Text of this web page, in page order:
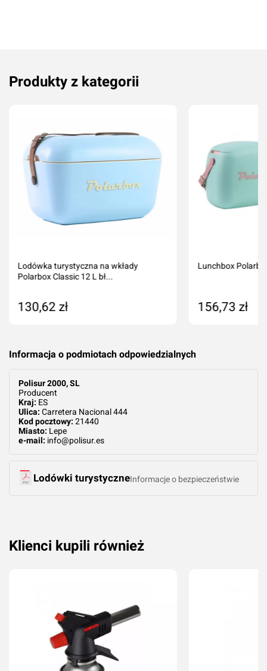
Produkty z kategorii
Lodówka turystyczna na wkłady
Polarbox Classic 12 L bł...
130,62 zł
Lunchbox
156,73 zł
Informacja o podmiotach odpowiedzialnych
Polisur 2000, SL
Producent
Kraj: ES
Ulica: Carretera Nacional 444
Kod pocztowy: 21440
Miasto: Lepe
e-mail: info@polisur.es
Lodówki turystyczneInformacje o bezpieczeństwie
Klienci kupili również